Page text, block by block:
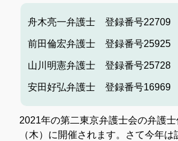
舟木亮一弁護士 登録番号
前田倫宏弁護士 登録番号
山川明憲弁護士 登録番号
安田好弘弁護士 登録番号
2021年の第二東京弁護士会の弁護
（木）に開催されます。さて今年